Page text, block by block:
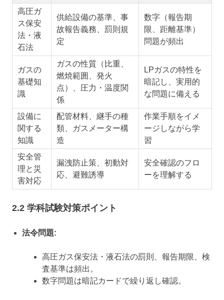
高圧ガ
ス保安
法・液
石法
供給設備の基準、事
故報告義務、罰則規
定
数字（報告期
限、距離基準）
問題が頻出
ガスの
基礎知
識
ガスの性質（比重、
燃焼範囲、発火
点）、圧力・温度関
係
LPガスの特性を
暗記し、実用的
な問題に備える
設備に
関する
知識
配管材料、継手の種
類、ガスメーター構
造
作業手順をイメ
ージしながら学
習
安全管
理と災
害対応
漏洩防止策、初動対
応、避難誘導
安全確認のフロ
ーを理解する
2.2 学科試験対策ポイント
法令問題:
高圧ガス保安法・液石法の罰則、報告期限、検
査基準は頻出。
数字問題は暗記カードで繰り返し確認。